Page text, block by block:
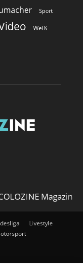
Sport
Weiß
Magazin
Livestyle